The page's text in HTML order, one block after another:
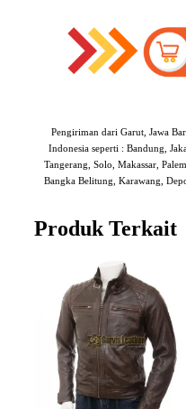
Pengiriman dari Garut, Jawa
Indonesia seperti : Bandung,
Tangerang, Solo, Makassar,
Bangka Belitung, Karawang,
Produk Terkait